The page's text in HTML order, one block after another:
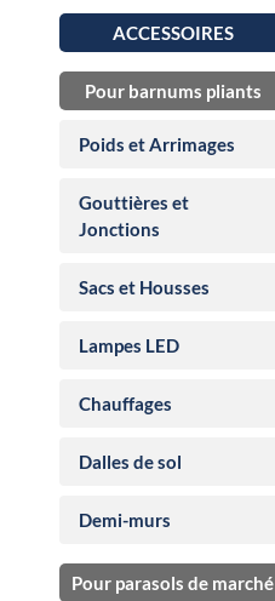
ACCESSOIRES
Pour barnums pliants
Poids et Arrimages
Gouttières et
Jonctions
Sacs et Housses
Lampes LED
Chauffages
Dalles de sol
Demi-murs
Pour parasols de marché